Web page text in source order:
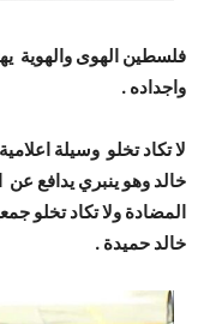
فلسطين الهوى والهوية
واجداده .
لا تكاد تخلو وسيلة
خالد وهو ينبري يدافع عن
المضادة ولا تكاد تخلو
خالد حميدة .